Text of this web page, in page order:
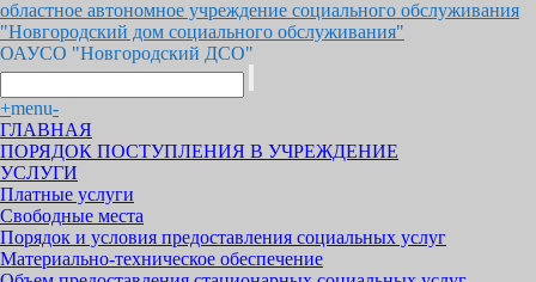
областное автономное учреждение социального обслуживания
"Новгородский дом социального обслуживания"
ОАУСО "Новгородский ДСО"
+menu-
ГЛАВНАЯ
ПОРЯДОК ПОСТУПЛЕНИЯ В УЧРЕЖДЕНИЕ
УСЛУГИ
Платные услуги
Свободные места
Порядок и условия предоставления социальных услуг
Материально-техническое обеспечение